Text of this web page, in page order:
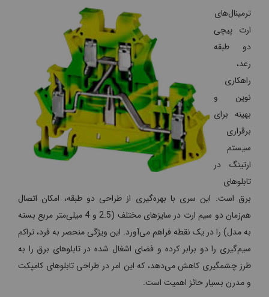
ترمینال‌های
ارت پیچی
دو طبقه
رعد،
راهکاری
نوین و
بهینه برای
برقراری
سیستم
ارتینگ در
تابلوهای
برق است. این سری با بهره‌گیری از طراحی دو طبقه، امکان اتصال
هم‌زمان دو سیم ارت در سایزهای مختلف (2.5 و 4 میلی‌متر مربع بسته
به مدل) را در یک نقطه فراهم می‌آورد. این ویژگی منحصر به فرد، تراکم
سیم‌گیری را دو برابر کرده و فضای اشغال شده در تابلوهای برق را به
طرز چشمگیری کاهش می‌دهد، که این امر در طراحی تابلوهای کامپکت
و مدرن بسیار حائز اهمیت است.